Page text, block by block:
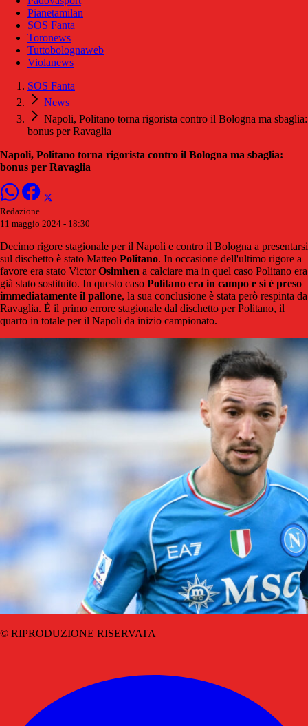
Pianetamilan
SOS Fanta
Toronews
Tuttobolognaweb
Violanews
SOS Fanta
News
Napoli, Politano torna rigorista contro il Bologna ma sbaglia:
bonus per Ravaglia
Napoli, Politano torna rigorista contro il Bologna ma sbaglia:
bonus per Ravaglia
Redazione
11 maggio 2024 - 18:30
Decimo rigore stagionale per il Napoli e contro il Bologna a presentarsi
sul dischetto è stato Matteo Politano. In occasione dell'ultimo rigore a
favore era stato VictorOsimhen a calciare ma in quel caso Politano era
già stato sostituito. In questo caso Politano era in campo e si è preso
immediatamente il pallone, la sua conclusione è stata però respinta da
Ravaglia. È il primo errore stagionale dal dischetto per Politano, il
quarto in totale per il Napoli da inizio campionato.
© RIPRODUZIONE RISERVATA